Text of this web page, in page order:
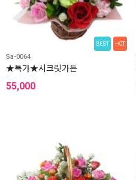
BEST HOT
Sa-0064
★특가★시크릿가든
55,000